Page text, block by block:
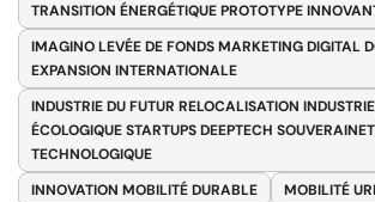
TRANSITION ÉNERGÉTIQUE PROTOTYPE
IMAGINO LEVÉE DE FONDS MARKETING DIGITAL
EXPANSION INTERNATIONALE
INDUSTRIE DU FUTUR RELOCALISATION
ÉCOLOGIQUE STARTUPS DEEPTECH
TECHNOLOGIQUE
INNOVATION MOBILITÉ DURABLE
MOBILITÉ